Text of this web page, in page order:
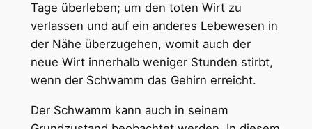
Tage überleben; um den toten Wirt zu
verlassen und auf ein anderes Lebewesen in
der Nähe überzugehen, womit auch der
neue Wirt innerhalb weniger Stunden stirbt,
wenn der Schwamm das Gehirn erreicht.
Der Schwamm kann auch in seinem